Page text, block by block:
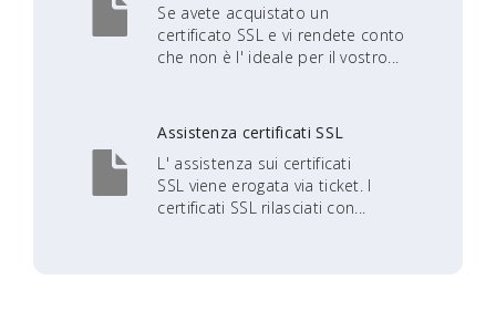
Se avete acquistato un
certificato SSL e vi rendete conto
che non è l' ideale per il vostro...
Assistenza certificati SSL
L' assistenza sui certificati
SSL viene erogata via ticket. I
certificati SSL rilasciati con...